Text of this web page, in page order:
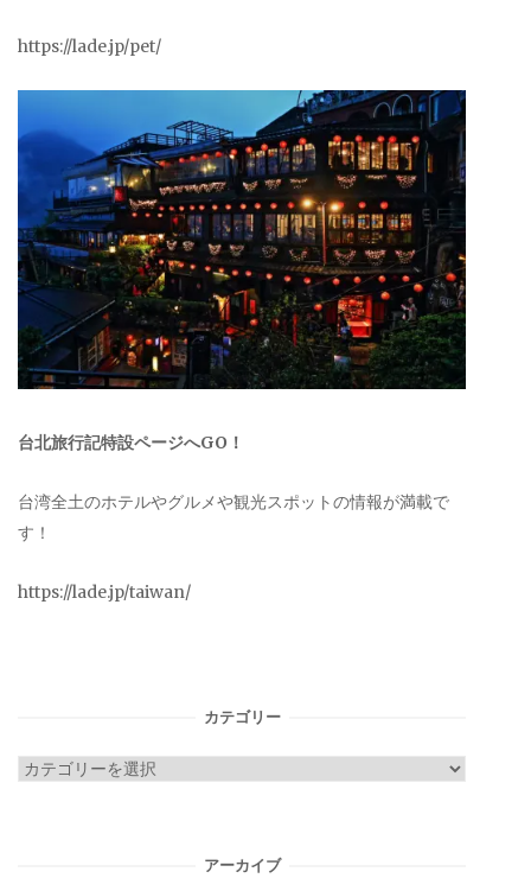
https://lade.jp/pet/
台北旅行記特設ページへGO！
台湾全土のホテルやグルメや観光スポットの情報が満載で
す！
https://lade.jp/taiwan/
カテゴリー
カ
アーカイブ